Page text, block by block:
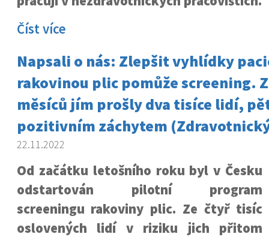
Číst více
Napsali o nás: Zlepšit vyhlídky
rakovinou plic pomůže screening.
měsíců jím prošly dva tisíce lidí,
pozitivním záchytem
22.11.2022
Od začátku letošního roku byl v Česku
odstartován pilotní program
screeningu rakoviny plic. Ze čtyř tisíc
oslovených lidí v riziku jich přitom